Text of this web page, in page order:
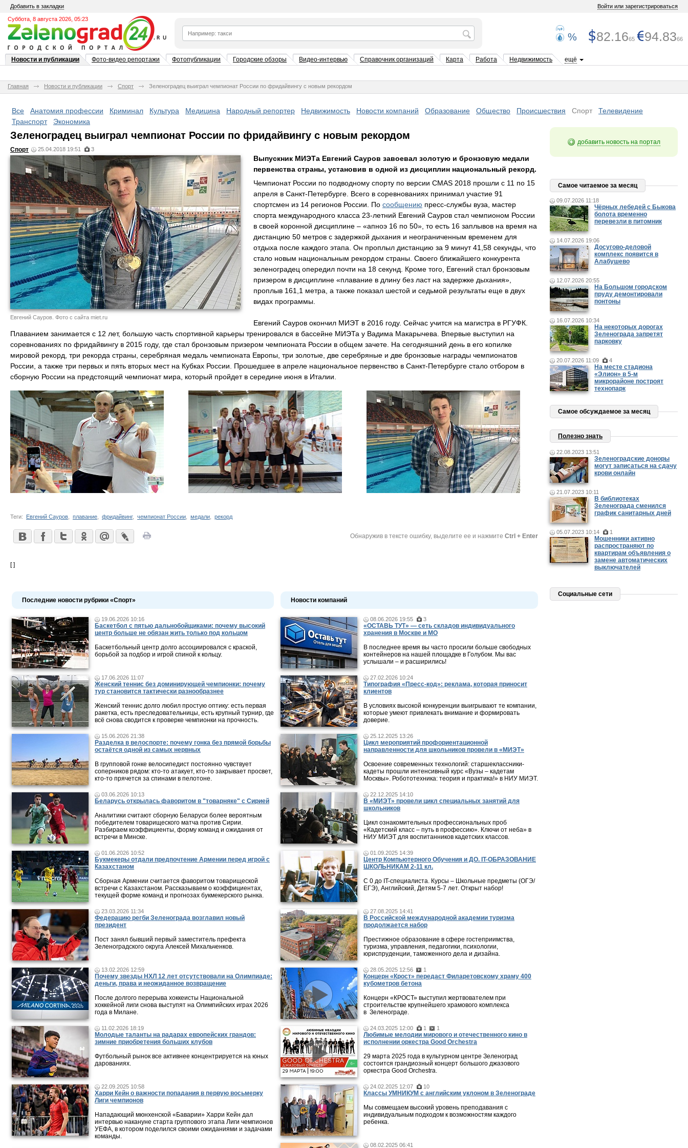
Добавить в закладки Войти или зарегистрироваться
Суббота, 8 августа 2026, 05:23
% 82.1665 94.8366
Новости и публикации Фото-видео репортажи Фотопубликации Городские обзоры Видео-интервью Справочник организаций Карта Работа Недвижимость ещё
Главная Новости и публикации Спорт Зеленоградец выиграл чемпионат России по фридайвингу с новым рекордом
Все Анатомия профессии Криминал Культура Медицина Народный репортер Недвижимость Новости компаний Образование Общество Происшествия Спорт
Телевидение
Транспорт
Экономика
Зеленоградец выиграл чемпионат России по фридайвингу с новым рекордом
Спорт 25.04.2018 19:51 3
Евгений Сауров. Фото с сайта miet.ru
Выпускник МИЭТа Евгений Сауров завоевал золотую и бронзовую медали
первенства страны, установив в одной из дисциплин национальный рекорд.
Чемпионат России по подводному спорту по версии CMAS 2018 прошли с 11 по 15
апреля в Санкт-Петербурге. Всего в соревнованиях принимал участие 91
спортсмен из 14 регионов России. По сообщению пресс-службы вуза, мастер
спорта международного класса 23-летний Евгений Сауров стал чемпионом России
в своей коронной дисциплине – «апноэ 16 по 50», то есть 16 заплывов на время на
дистанцию 50 метров с задержкой дыхания и неограниченным временем для
отдыха после каждого этапа. Он проплыл дистанцию за 9 минут 41,58 секунды, что
стало новым национальным рекордом страны. Своего ближайшего конкурента
зеленоградец опередил почти на 18 секунд. Кроме того, Евгений стал бронзовым
призером в дисциплине «плавание в длину без ласт на задержке дыхания»,
проплыв 161,1 метра, а также показал шестой и седьмой результаты еще в двух
видах программы.
Евгений Сауров окончил МИЭТ в 2016 году. Сейчас учится на магистра в РГУФК.
Плаванием занимается с 12 лет, большую часть спортивной карьеры тренировался в бассейне МИЭТа у Вадима Макарычева. Впервые выступил на
соревнованиях по фридайвингу в 2015 году, где стал бронзовым призером чемпионата России в общем зачете. На сегодняшний день в его копилке
мировой рекорд, три рекорда страны, серебряная медаль чемпионата Европы, три золотые, две серебряные и две бронзовые награды чемпионатов
России, а также три первых и пять вторых мест на Кубках России. Прошедшее в апреле национальное первенство в Санкт-Петербурге стало отбором в
сборную России на предстоящий чемпионат мира, который пройдет в середине июня в Италии.
Теги: Евгений Сауров плавание фридайвинг, чемпионат России медали рекорд
Обнаружив в тексте ошибку, выделите ее и нажмите Ctrl + Enter
[ ]
Последние новости рубрики «Спорт»
19.06.2026 10:16
Баскетбол с пятью дальнобойщиками: почему высокий
центр больше не обязан жить только под кольцом
Баскетбольный центр долго ассоциировался с краской,
борьбой за подбор и игрой спиной к кольцу.
17.06.2026 11:07
Женский теннис без доминирующей чемпионки: почему
тур становится тактически разнообразнее
Женский теннис долго любил простую оптику: есть первая
ракетка, есть преследовательницы, есть крупный турнир, где
всё снова сводится к проверке чемпионки на прочность.
15.06.2026 21:38
Разделка в велоспорте: почему гонка без прямой борьбы
остаётся одной из самых нервных
В групповой гонке велосипедист постоянно чувствует
соперников рядом: кто-то атакует, кто-то закрывает просвет,
кто-то прячется за спинами в пелотоне.
03.06.2026 10:13
Беларусь открылась фаворитом в "товарняке" с Сирией
Аналитики считают сборную Беларуси более вероятным
победителем товарищеского матча против Сирии.
Разбираем коэффициенты, форму команд и ожидания от
встречи в Минске.
01.06.2026 10:52
Букмекеры отдали предпочтение Армении перед игрой с
Казахстаном
Сборная Армении считается фаворитом товарищеской
встречи с Казахстаном. Рассказываем о коэффициентах,
текущей форме команд и прогнозах букмекерского рынка.
23.03.2026 11:34
Федерацию регби Зеленограда возглавил новый
президент
Пост занял бывший первый заместитель префекта
Зеленоградского округа Алексей Михальченков.
13.02.2026 12:59
Почему звезды НХЛ 12 лет отсутствовали на Олимпиаде:
деньги, права и неожиданное возвращение
После долгого перерыва хоккеисты Национальной
хоккейной лиги снова выступят на Олимпийских играх 2026
года в Милане.
11.02.2026 18:19
Молодые таланты на радарах европейских грандов:
зимние приобретения больших клубов
Футбольный рынок все активнее концентрируется на юных
дарованиях.
22.09.2025 10:58
Харри Кейн о важности попадания в первую восьмерку
Лиги чемпионов
Нападающий мюнхенской «Баварии» Харри Кейн дал
интервью накануне старта группового этапа Лиги чемпионов
УЕФА, в котором поделился своими ожиданиями и задачами
команды.
Новости компаний
08.06.2026 19:55 3
«ОСТАВЬ ТУТ» — сеть складов индивидуального
хранения в Москве и МО
В последнее время вы часто просили больше свободных
контейнеров на нашей площадке в Голубом. Мы вас
услышали – и расширились!
27.02.2026 10:24
Типография «Пресс-код»: реклама, которая приносит
клиентов
В условиях высокой конкуренции выигрывают те компании,
которые умеют привлекать внимание и формировать
доверие.
25.12.2025 13:26
Цикл мероприятий профориентационной
направленности для школьников провели в «МИЭТ»
Освоение современных технологий: старшеклассники-
кадеты прошли интенсивный курс «Вузы – кадетам
Москвы». Робототехника: теория и практика!» в НИУ МИЭТ.
22.12.2025 14:10
В «МИЭТ» провели цикл специальных занятий для
школьников
Цикл ознакомительных профессиональных проб
«Кадетский класс – путь в профессию». Ключи от неба» в
НИУ МИЭТ для воспитанников кадетских классов.
01.09.2025 14:39
Центр Компьютерного Обучения и ДО. IT-ОБРАЗОВАНИЕ
ШКОЛЬНИКАМ 2-11 кл.
С 0 до IT-специалиста. Курсы – Школьные предметы (ОГЭ/
ЕГЭ), Английский, Детям 5-7 лет. Открыт набор!
27.08.2025 14:41
В Российской международной академии туризма
продолжается набор
Престижное образование в сфере гостеприимства,
туризма, управления, педагогики, психологии,
юриспруденции, таможенного дела и дизайна.
28.05.2025 12:56 1
Концерн «Крост» передаст Филаретовскому храму 400
кубометров бетона
Концерн «КРОСТ» выступил жертвователем при
строительстве крупнейшего храмового комплекса
в Зеленограде.
24.03.2025 12:00 1 1
Любимые мелодии мирового и отечественного кино в
исполнении оркестра Good Orchestra
29 марта 2025 года в культурном центре Зеленоград
состоится грандиозный концерт большого джазового
оркестра Good Orchestra.
24.02.2025 12:07 10
Классы УМНИКУМ с английским уклоном в Зеленограде
Мы совмещаем высокий уровень преподавания с
индивидуальным подходом к возможностям каждого
ребенка.
08.02.2025 06:41
добавить новость на портал
Самое читаемое за месяц
09.07.2026 11:18
Чёрных лебедей с Быкова
болота временно
перевезли в питомник
14.07.2026 19:06
Досугово-деловой
комплекс появится в
Алабушево
12.07.2026 20:55
На Большом городском
пруду демонтировали
понтоны
16.07.2026 10:34
На некоторых дорогах
Зеленограда запретят
парковку
20.07.2026 11:09 4
На месте стадиона
«Элион» в 5-м
микрорайоне построят
технопарк
Самое обсуждаемое за месяц
Полезно знать
22.08.2023 13:51
Зеленоградские доноры
могут записаться на сдачу
крови онлайн
21.07.2023 10:11
В библиотеках
Зеленограда сменился
график санитарных дней
05.07.2023 10:14 1
Мошенники активно
распространяют по
квартирам объявления о
замене автоматических
выключателей
Социальные сети